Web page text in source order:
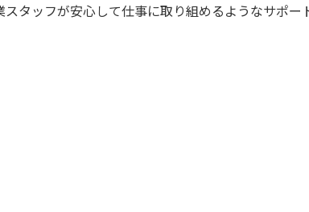
タッフが安心して仕事に取り組めるようなサポー